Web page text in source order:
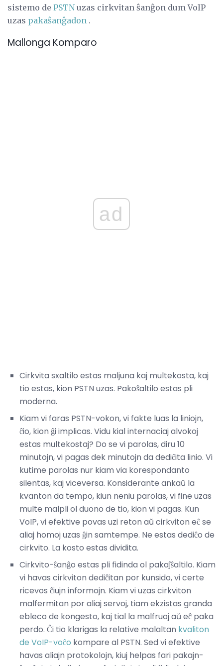
sistemo de PSTNuzas cirkvitan ŝanĝon dum VoIP
uzas pakaŝanĝadon .
Mallonga Komparo
ad
Cirkvita sxaltilo estas maljuna kaj multekosta, kaj
tio estas, kion PSTN uzas. Pakoŝaltilo estas pli
moderna.
Kiam vi faras PSTN-vokon, vi fakte luas la liniojn,
ĉio, kion ĝi implicas. Vidu kial internaciaj alvokoj
estas multekostaj? Do se vi parolas, diru 10
minutojn, vi pagas dek minutojn da dediĉita linio. Vi
kutime parolas nur kiam via korespondanto
silentas, kaj viceversa. Konsiderante ankaŭ la
kvanton da tempo, kiun neniu parolas, vi fine uzas
multe malpli ol duono de tio, kion vi pagas. Kun
VoIP, vi efektive povas uzi reton aŭ cirkviton eĉ se
aliaj homoj uzas ĝin samtempe. Ne estas dediĉo de
cirkvito. La kosto estas dividita.
Cirkvito-ŝanĝo estas pli fidinda ol pakaĵŝaltilo. Kiam
vi havas cirkviton dediĉitan por kunsido, vi certe
ricevos ĉiujn informojn. Kiam vi uzas cirkviton
malfermitan por aliaj servoj, tiam ekzistas granda
ebleco de kongesto, kaj tial la malfruoj aŭ eĉ paka
perdo. Ĉi tio klarigas la relative malaltan kvaliton
de VoIP-voĉo kompare al PSTN. Sed vi efektive
havas aliajn protokolojn, kiuj helpas fari pakajn-